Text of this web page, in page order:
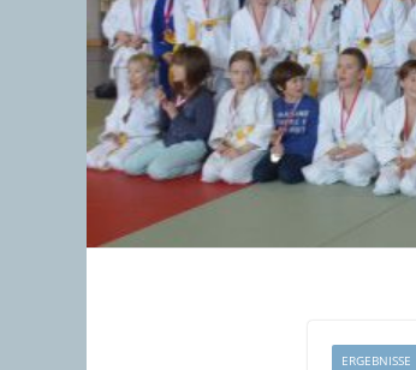
ERGEBNISSE